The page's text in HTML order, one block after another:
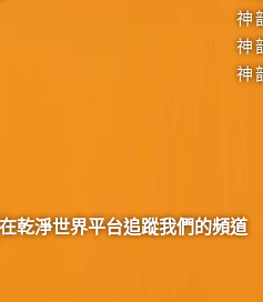
神
神
神
在乾淨世界平台追蹤我們的頻道